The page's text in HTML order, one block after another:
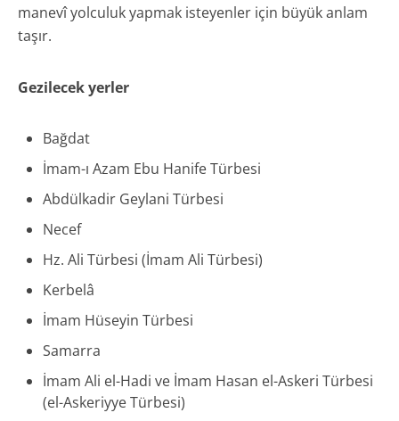
manevî yolculuk yapmak isteyenler için büyük anlam
taşır.
Gezilecek yerler
Bağdat
İmam-ı Azam Ebu Hanife Türbesi
Abdülkadir Geylani Türbesi
Necef
Hz. Ali Türbesi (İmam Ali Türbesi)
Kerbelâ
İmam Hüseyin Türbesi
Samarra
İmam Ali el-Hadi ve İmam Hasan el-Askeri Türbesi
(el-Askeriyye Türbesi)